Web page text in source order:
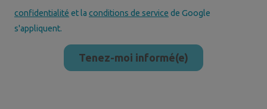
confidentialité et la conditions de service de Google
s'appliquent.